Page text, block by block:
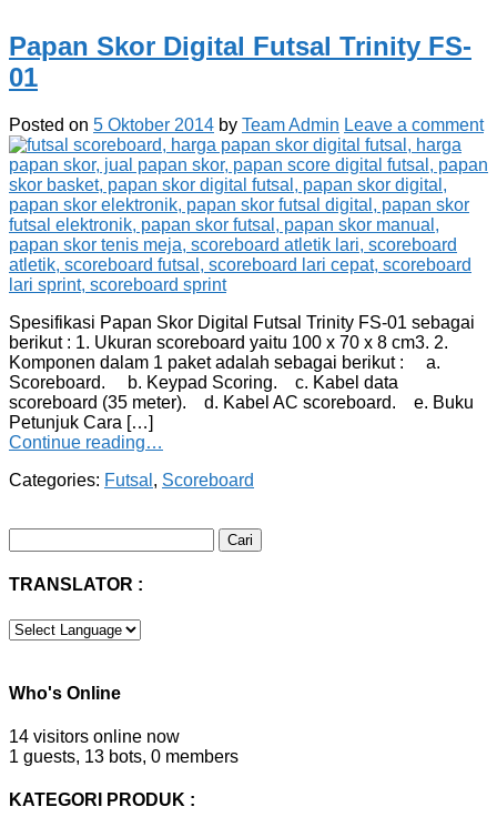
Papan Skor Digital Futsal Trinity FS-
01
Posted on 5 Oktober 2014 by Team Admin Leave a comment
Spesifikasi Papan Skor Digital Futsal Trinity FS-01 sebagai
berikut : 1. Ukuran scoreboard yaitu 100 x 70 x 8 cm3. 2.
Komponen dalam 1 paket adalah sebagai berikut : a.
Scoreboard. b. Keypad Scoring. c. Kabel data
scoreboard (35 meter). d. Kabel AC scoreboard. e. Buku
Petunjuk Cara […]
Continue reading…
Categories: Futsal , Scoreboard
untuk:
TRANSLATOR :
Who's Online
14 visitors online now
1 guests, 13 bots, 0 members
KATEGORI PRODUK :